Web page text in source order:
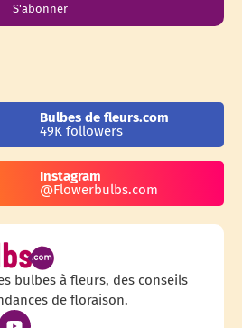
S'abonner
Bulbes de fleurs.com
49K followers
Instagram
@Flowerbulbs.com
bulbes à fleurs, des conseils
de floraison.